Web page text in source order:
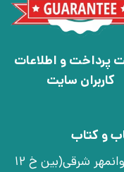
پرداخت و اطلاعات
کاربران سایت
و کتاب
تهران، خ انقلاب، خ 12 فروردین، خ روانمهر شرقی(بین خ 12